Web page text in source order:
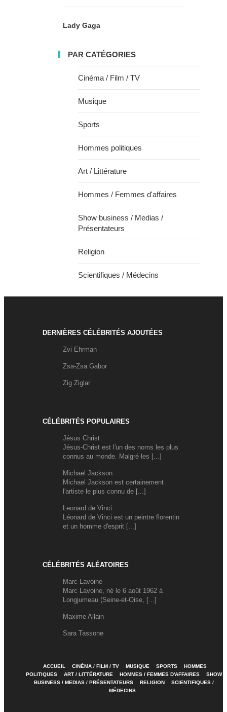
Lady Gaga
PAR CATÉGORIES
Cinéma / Film / TV
Musique
Sports
Hommes politiques
Art / Littérature
Hommes / Femmes d'affaires
Show business / Medias /
Présentateurs
Religion
Scientifiques / Médecins
DERNIÈRES CÉLÉBRITÉS AJOUTÉES
Zvi Ehrman
Zsa-Zsa Gabor
Zig Ziglar
CÉLÉBRITÉS POPULAIRES
Jésus Christ
Jésus-Christ est l'un des noms les plus
connus au monde. Malgré les [...]
Michael Jackson
Michael Jackson est certainement
l'artiste le plus connu de [...]
Leonard de Vinci
Léonard de Vinci est un peintre florentin
et un homme d'esprit [...]
CÉLÉBRITÉS ALÉATOIRES
Marc Lavoine
Marc Lavoine, né le 6 août 1962 à
Longjumeau (Seine-et-Oise, [...]
Maxime Allain
Sara Tassone
ACCUEIL CINÉMA / FILM / TV MUSIQUE SPORTS
HOMMES
POLITIQUES
ART / LITTÉRATURE HOMMES / FEMMES D'AFFAIRES
SHOW
BUSINESS / MEDIAS / PRÉSENTATEURS
RELIGION
SCIENTIFIQUES /
MÉDECINS